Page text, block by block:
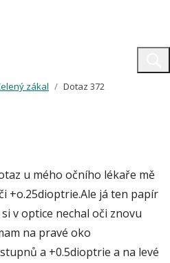
zákal Dotaz 372
u mého očního lékaře mě
+o.25dioptrie.Ale já ten papír
v optice nechal oči znovu
na pravé oko
a +0.5dioptrie a na levé